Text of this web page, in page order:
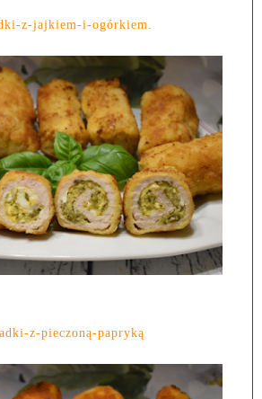
z-jajkiem-i-ogórkiem.
z-pieczoną-papryką